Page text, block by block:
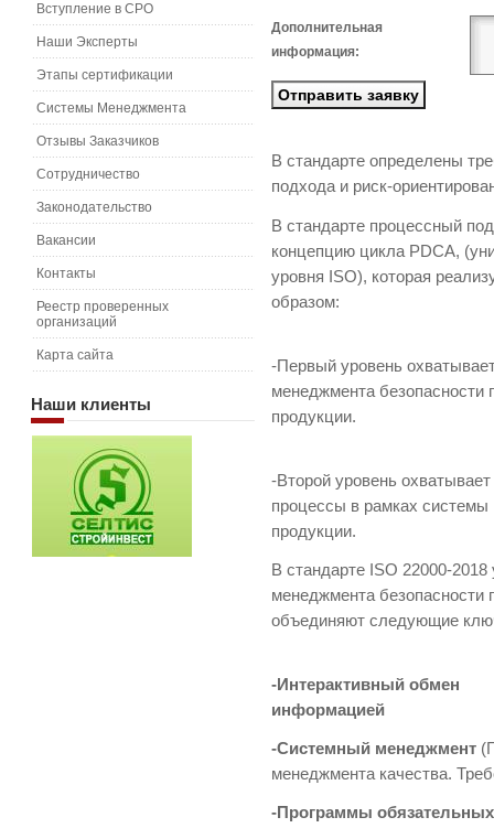
Дополнительная
информация:
В стандарте определены
подхода и риск-
В стандарте процессный
концепцию цикла PDCA,
уровня ISO), которая
-Первый уровень
менеджмента безопасности
-Второй уровень
процессы в рамках
продукции.
В стандарте ISO 22000-
менеджмента безопасности
объединяют
-Интерактивный обмен
информацией
-Системный менеджмент
менеджмента качества.
-Программы
Вступление в СРО
Наши Эксперты
Этапы сертификации
Системы Менеджмента
Отзывы Заказчиков
Сотрудничество
Законодательство
Вакансии
Контакты
Реестр проверенных
организаций
Карта сайта
Наши клиенты